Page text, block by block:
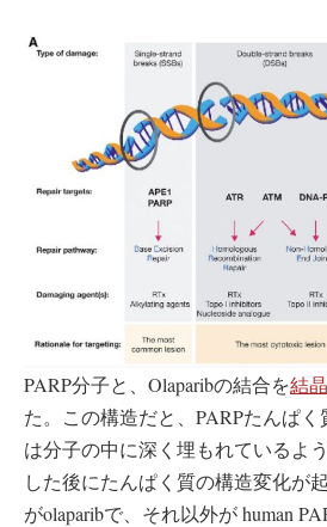
PARP分子と、Olaparibの結合を結
た。この構造だと、PARPたんぱく
は分子の中に深く埋もれているよ
した後にたんぱく質の構造変化が
がolaparibで、それ以外が human